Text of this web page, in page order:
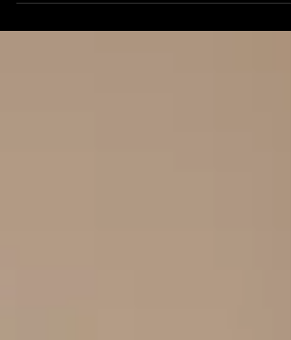
popular à energia nuclear. O Japão suspendeu
quase...